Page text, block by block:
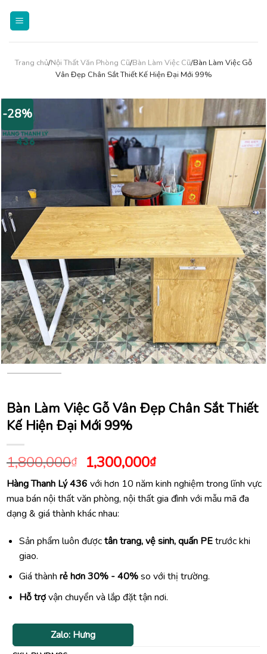
Trang chủ/Nội Thất Văn Phòng Cũ/Bàn Làm Việc Cũ/Bàn Làm Việc Gỗ
Vân Đẹp Chân Sắt Thiết Kế Hiện Đại Mới 99%
-28%
Bàn Làm Việc Gỗ Vân Đẹp Chân Sắt Thiết
Kế Hiện Đại Mới 99%
1,800,000₫ Giá
gốc
là:
1,800,000₫.
1,300,000₫Giá
hiện
tại
là:
Hàng Thanh Lý 436 với hơn 10 năm kinh nghiệm trong lĩnh vực
mua bán nội thất văn phòng, nội thất gia đình với mẫu mã đa
dạng & giá thành khác nhau:
Sản phẩm luôn đượctân trang, vệ sinh, quấn PEtrước khi
giao.
Giá thành rẻ hơn 30% - 40%so với thị trường.
Hỗ trợvận chuyển và lắp đặt tận nơi.
Zalo: Hưng